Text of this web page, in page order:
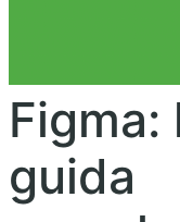
Figma:
guida